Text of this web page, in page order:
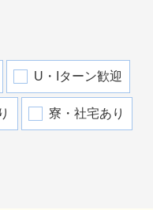
U・Iターン歓迎
寮・社宅あり